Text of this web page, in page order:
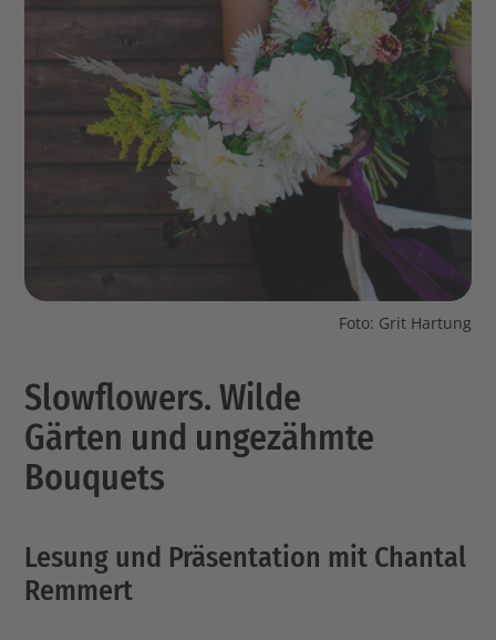
Foto: Grit Hartung
Slowflowers. Wilde
Gärten und ungezähmte
Bouquets
Lesung und Präsentation mit Chantal
Remmert